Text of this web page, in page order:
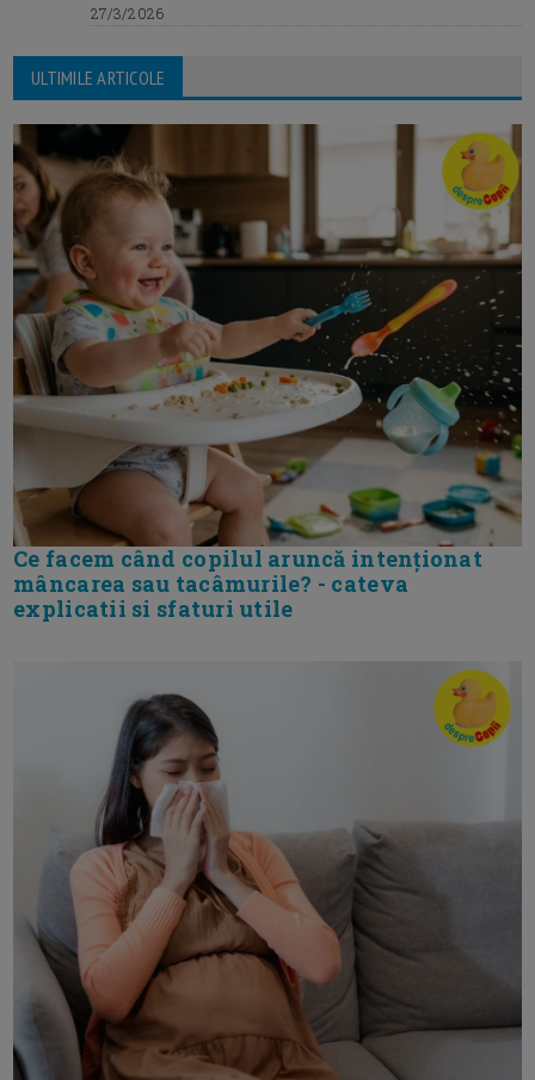
27/3/2026
ULTIMILE ARTICOLE
Ce facem când copilul aruncă intenționat
mâncarea sau tacâmurile? - cateva
explicatii si sfaturi utile